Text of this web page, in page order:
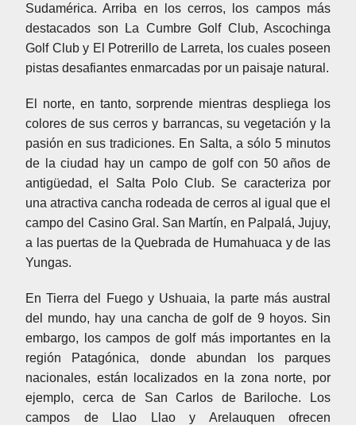
Sudamérica. Arriba en los cerros, los campos más
destacados son La Cumbre Golf Club, Ascochinga
Golf Club y El Potrerillo de Larreta, los cuales poseen
pistas desafiantes enmarcadas por un paisaje natural.
El norte, en tanto, sorprende mientras despliega los
colores de sus cerros y barrancas, su vegetación y la
pasión en sus tradiciones. En Salta, a sólo 5 minutos
de la ciudad hay un campo de golf con 50 años de
antigüedad, el Salta Polo Club. Se caracteriza por
una atractiva cancha rodeada de cerros al igual que el
campo del Casino Gral. San Martín, en Palpalá, Jujuy,
a las puertas de la Quebrada de Humahuaca y de las
Yungas.
En Tierra del Fuego y Ushuaia, la parte más austral
del mundo, hay una cancha de golf de 9 hoyos. Sin
embargo, los campos de golf más importantes en la
región Patagónica, donde abundan los parques
nacionales, están localizados en la zona norte, por
ejemplo, cerca de San Carlos de Bariloche. Los
campos de Llao Llao y Arelauquen ofrecen